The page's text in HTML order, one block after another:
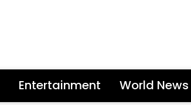
Entertainment World News